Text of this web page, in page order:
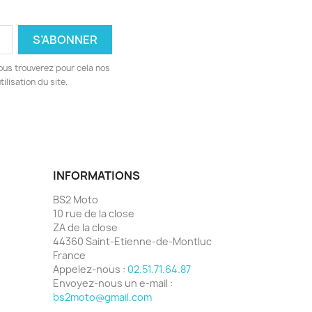
trouverez pour cela nos
du site.
INFORMATIONS
BS2 Moto
10 rue de la close
ZA de la close
44360 Saint-Etienne-de-Montluc
France
Appelez-nous : 02.51.71.64.87
Envoyez-nous un e-mail :
bs2moto@gmail.com